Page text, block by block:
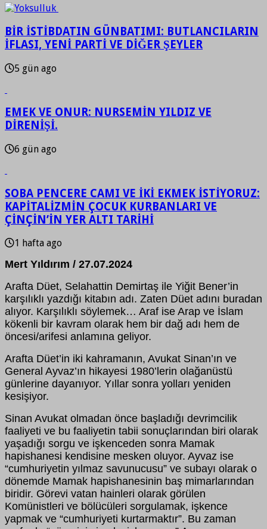
BİR İSTİBDATIN GÜNBATIMI: BUTLANCILARIN
İFLASI, YENİ PARTİ VE DİĞER ŞEYLER
5 gün ago
EMEK VE ONUR: NURSEMİN YILDIZ VE
DİRENİŞİ.
6 gün ago
SOBA PENCERE CAMI VE İKİ EKMEK İSTİYORUZ:
KAPİTALİZMİN ÇOCUK KURBANLARI VE
ÇİNÇİN’İN YER ALTI TARİHİ
1 hafta ago
Mert Yıldırım / 27.07.2024
Arafta Düet, Selahattin Demirtaş ile Yiğit Bener’in
karşılıklı yazdığı kitabın adı. Zaten Düet adını buradan
alıyor. Karşılıklı söylemek… Araf ise Arap ve İslam
kökenli bir kavram olarak hem bir dağ adı hem de
öncesi/arifesi anlamına geliyor.
Arafta Düet’in iki kahramanın, Avukat Sinan’ın ve
General Ayvaz’ın hikayesi 1980’lerin olağanüstü
günlerine dayanıyor. Yıllar sonra yolları yeniden
kesişiyor.
Sinan Avukat olmadan önce başladığı devrimcilik
faaliyeti ve bu faaliyetin tabii sonuçlarından biri olarak
yaşadığı sorgu ve işkenceden sonra Mamak
hapishanesi kendisine mesken oluyor. Ayvaz ise
“cumhuriyetin yılmaz savunucusu” ve subayı olarak o
dönemde Mamak hapishanesinin baş mimarlarından
biridir. Görevi vatan hainleri olarak görülen
Komünistleri ve bölücüleri sorgulamak, işkence
yapmak ve “cumhuriyeti kurtarmaktır”. Bu zaman